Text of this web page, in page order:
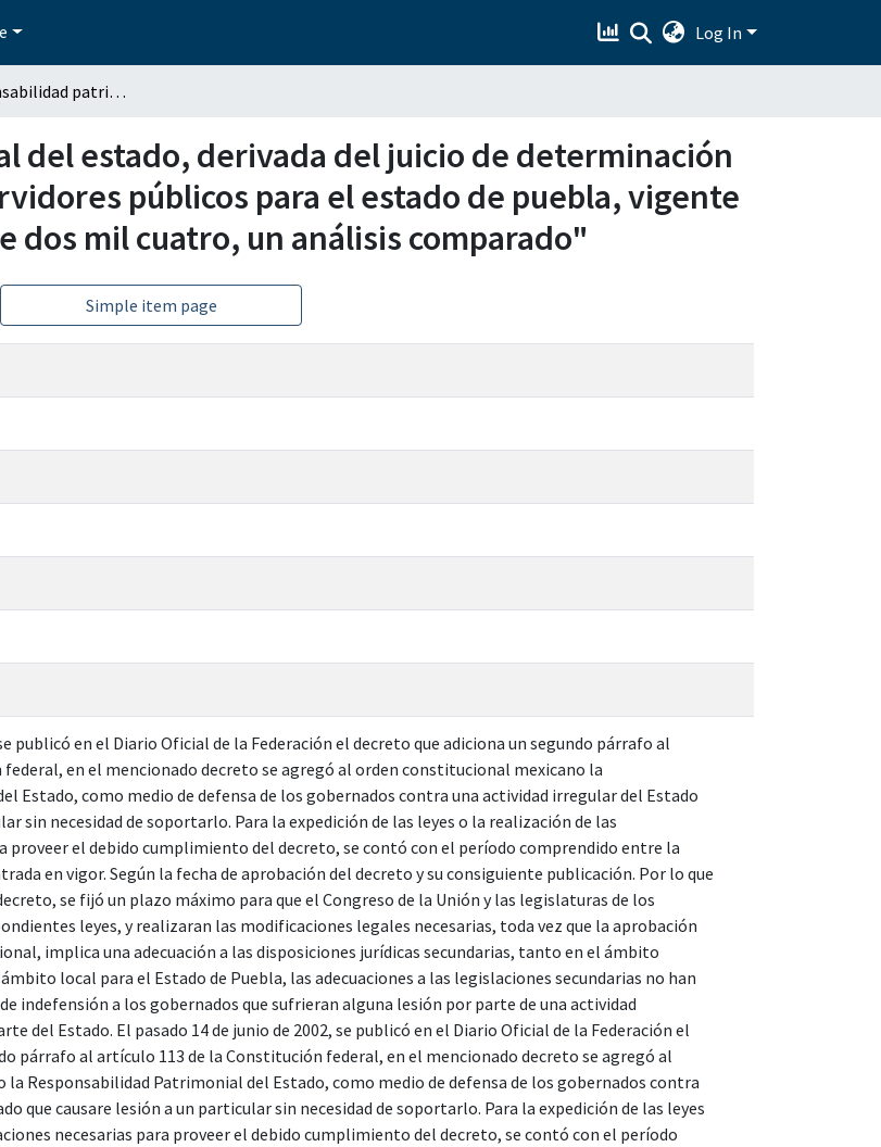
Log In
"La responsabilidad patrimonial del estado, derivada del juicio de determinación de responsabilidades de los servidores públicos para el estado de puebla, vigente a partir del primero de enero de dos mil cuatro, un análisis comparado"
del estado, derivada del juicio de determinación
públicos para el estado de puebla, vigente
dos mil cuatro, un análisis comparado"
Simple item page
publicó en el Diario Oficial de la Federación el decreto que adiciona un segundo párrafo al
en el mencionado decreto se agregó al orden constitucional mexicano la
Estado, como medio de defensa de los gobernados contra una actividad irregular del Estado
sin necesidad de soportarlo. Para la expedición de las leyes o la realización de las
proveer el debido cumplimiento del decreto, se contó con el período comprendido entre la
en vigor. Según la fecha de aprobación del decreto y su consiguiente publicación. Por lo que
se fijó un plazo máximo para que el Congreso de la Unión y las legislaturas de los
leyes, y realizaran las modificaciones legales necesarias, toda vez que la aprobación
implica una adecuación a las disposiciones jurídicas secundarias, tanto en el ámbito
local para el Estado de Puebla, las adecuaciones a las legislaciones secundarias no han
indefensión a los gobernados que sufrieran alguna lesión por parte de una actividad
del Estado. El pasado 14 de junio de 2002, se publicó en el Diario Oficial de la Federación el
párrafo al artículo 113 de la Constitución federal, en el mencionado decreto se agregó al
Responsabilidad Patrimonial del Estado, como medio de defensa de los gobernados contra
que causare lesión a un particular sin necesidad de soportarlo. Para la expedición de las leyes
necesarias para proveer el debido cumplimiento del decreto, se contó con el período